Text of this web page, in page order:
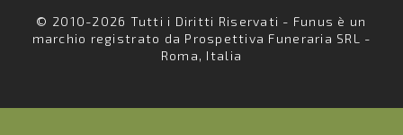
© 2010-2026 Tutti i Diritti Riservati - Funus è un
marchio registrato da Prospettiva Funeraria SRL -
Roma, Italia